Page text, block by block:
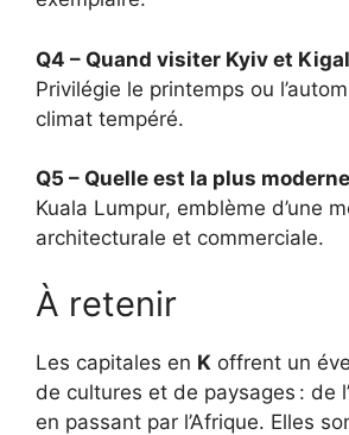
Q4 – Quand visiter Kyiv et
Privilégie le printemps ou
climat tempéré.
Q5 – Quelle est la plus
Kuala Lumpur, emblème d’une
architecturale et commerciale.
À retenir
Les capitales en K offrent un
de cultures et de paysages : de
en passant par l’Afrique. Elles